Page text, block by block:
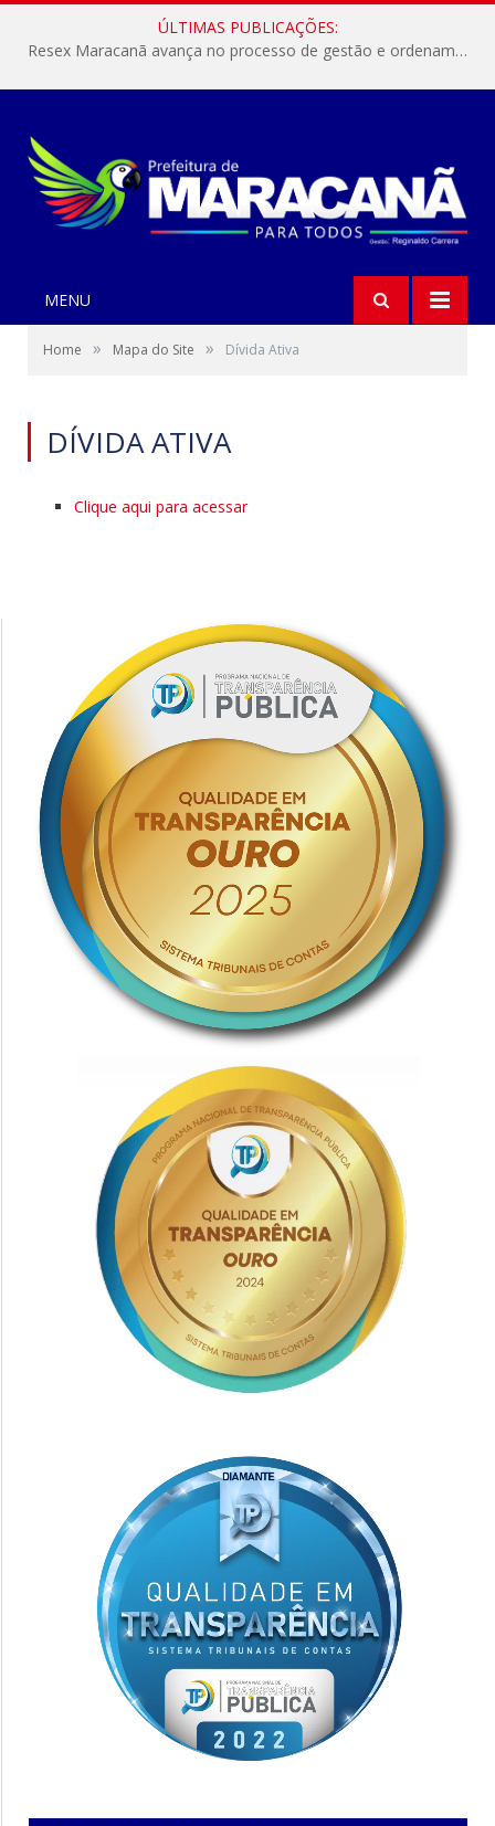
ÚLTIMAS PUBLICAÇÕES:
Resex Maracanã avança no processo de gestão e ordenamento do turismo em nossas áreas protegidas.
MENU
Home » Mapa do Site » Dívida Ativa
DÍVIDA ATIVA
Clique aqui para acessar